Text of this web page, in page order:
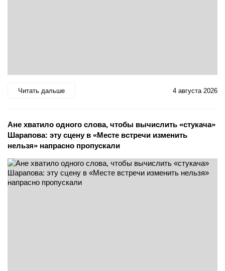
Читать дальше 4 августа 2026
Ане хватило одного слова, чтобы вычислить «стукача»
Шарапова: эту сцену в «Месте встречи изменить
нельзя» напрасно пропускали